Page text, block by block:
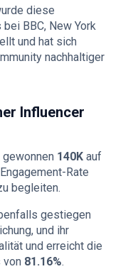
diese
BBC, New York
und hat sich
nachhaltiger
Influencer
140K auf
Rate
begleiten.
gestiegen
und ihr
und erreicht die
von 81.16%.